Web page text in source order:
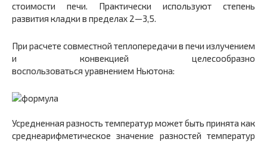
стоимости печи. Практически исполь­зуют степень
развития кладки в пределах 2—3,5.
При расчете совместной теплопередачи в печи излу­чением
и конвекцией целесообразно
воспользоваться уравнением Ньютона:
Усредненная разность температур может быть при­нята как
среднеарифметическое значение разностей температур